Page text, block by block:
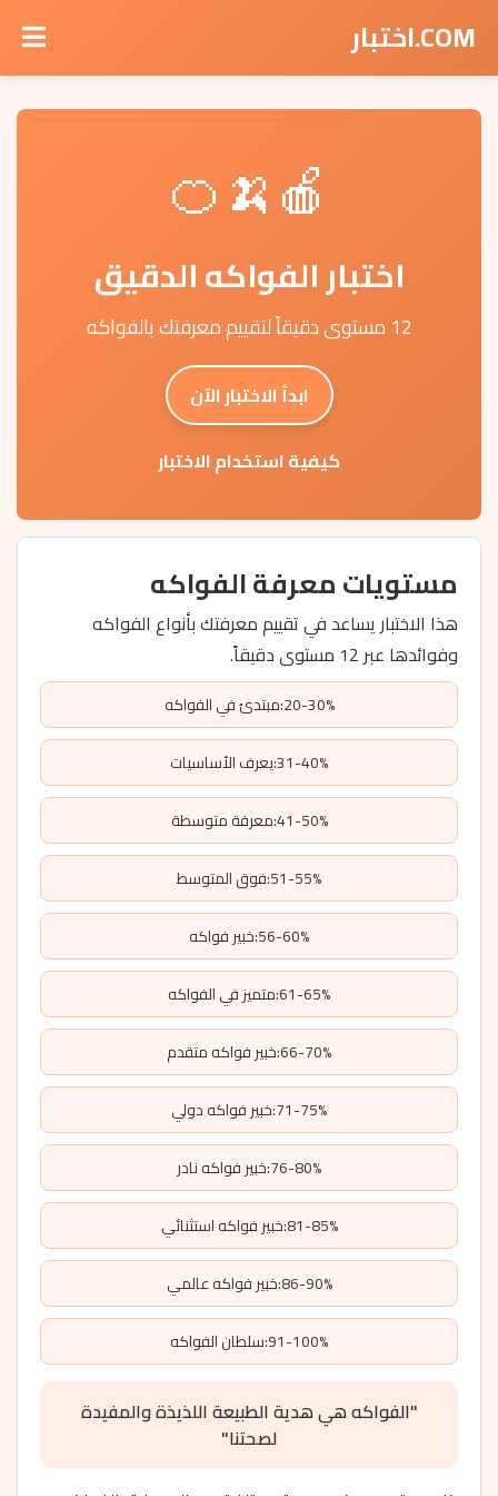
COM.اختبار
🍎🍌🍊
اختبار الفواكه الدقيق
12 مستوى دقيقاً لتقييم معرفتك بالفواكه
ابدأ الاختبار الآن
كيفية استخدام الاختبار
مستويات معرفة الفواكه
هذا الاختبار يساعد في تقييم معرفتك بأنواع الفواكه
وفوائدها عبر 12 مستوى دقيقاً.
20-30%:مبتدئ في الفواكه
31-40%:يعرف الأساسيات
41-50%:معرفة متوسطة
51-55%:فوق المتوسط
56-60%:خبير فواكه
61-65%:متميز في الفواكه
66-70%:خبير فواكه متقدم
71-75%:خبير فواكه دولي
76-80%:خبير فواكه نادر
81-85%:خبير فواكه استثنائي
86-90%:خبير فواكه عالمي
91-100%:سلطان الفواكه
"الفواكه هي هدية الطبيعة اللذيذة والمفيدة
لصحتنا"